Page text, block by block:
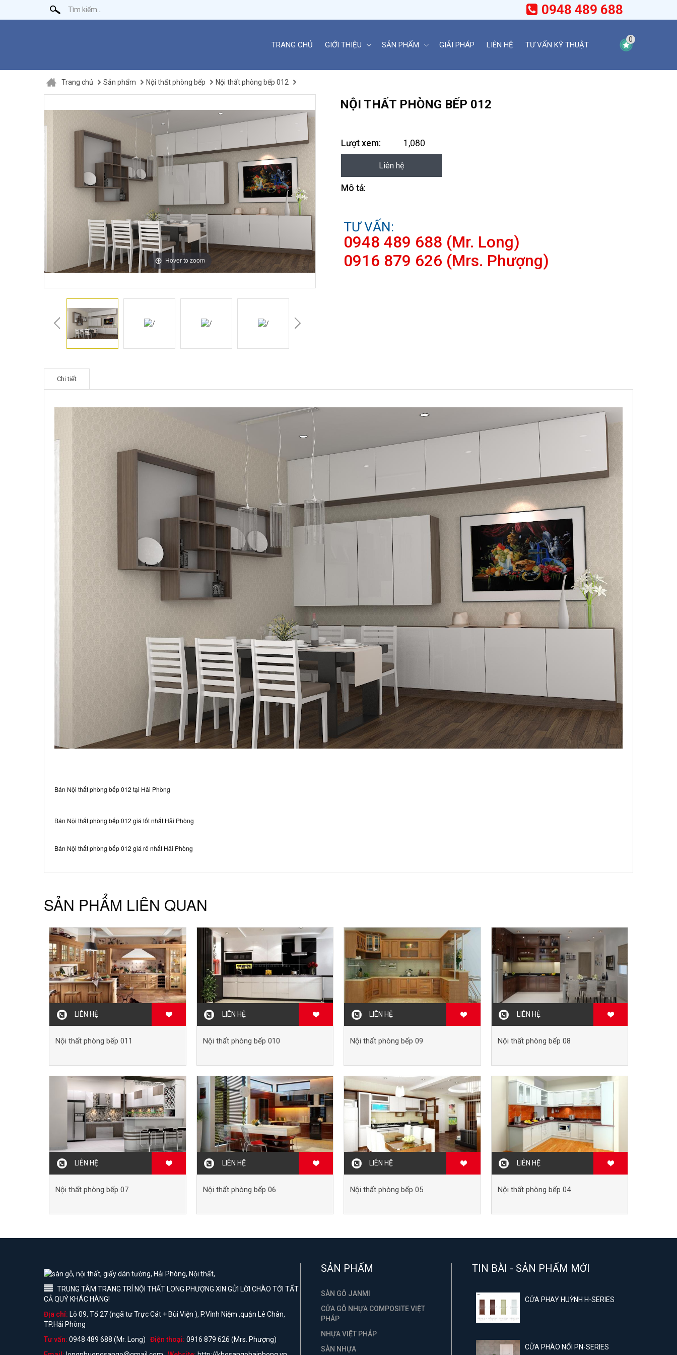
0948 489 688
TRANG CHỦ GIỚI THIỆU SẢN PHẨM GIẢI PHÁP LIÊN HỆ TƯ VẤN KỸ THUẬT
0
Trang chủ Sản phẩm Nội thất phòng bếp Nội thất phòng bếp 012
Hover to zoom
NỘI THẤT PHÒNG BẾP 012
Lượt xem: 1,080
Liên hệ
Mô tả:
TƯ VẤN:
0948 489 688 (Mr. Long)
0916 879 626 (Mrs. Phượng)
Chi tiết
Bán Nội thất phòng bếp 012 tại Hải Phòng
Bán Nội thất phòng bếp 012 giá tốt nhất Hải Phòng
Bán Nội thất phòng bếp 012 giá rẻ nhất Hải Phòng
SẢN PHẨM LIÊN QUAN
LIÊN HỆ
Nội thất phòng bếp 011
LIÊN HỆ
Nội thất phòng bếp 010
LIÊN HỆ
Nội thất phòng bếp 09
LIÊN HỆ
Nội thất phòng bếp 08
LIÊN HỆ
Nội thất phòng bếp 07
LIÊN HỆ
Nội thất phòng bếp 06
LIÊN HỆ
Nội thất phòng bếp 05
LIÊN HỆ
Nội thất phòng bếp 04
TRUNG TÂM TRANG TRÍ NỘI THẤT LONG PHƯỢNG XIN GỬI LỜI CHÀO TỚI TẤT
CẢ QUÝ KHÁC HÀNG!
Địa chỉ: Lô 09, Tổ 27 (ngã tư Trực Cát + Bùi Viện ), P.Vĩnh Niệm ,quận Lê Chân,
TP.Hải Phòng
Tư vấn: 0948 489 688 (Mr. Long) Điện thoại: 0916 879 626 (Mrs. Phượng)
SẢN PHẨM
SÀN GỖ JANMI
CỬA GỖ NHỰA COMPOSITE VIỆT
PHÁP
NHỰA VIỆT PHÁP
SÀN NHỰA
TIN BÀI - SẢN PHẨM MỚI
CỬA PHAY HUỲNH H-SERIES
CỬA PHÀO NỔI PN-SERIES